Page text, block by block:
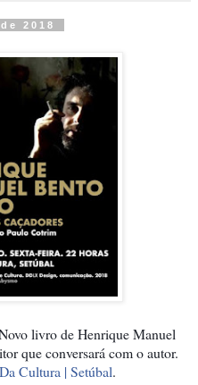
2018
livro de Henrique Manuel
que conversará com o autor.
Cultura | Setúbal.